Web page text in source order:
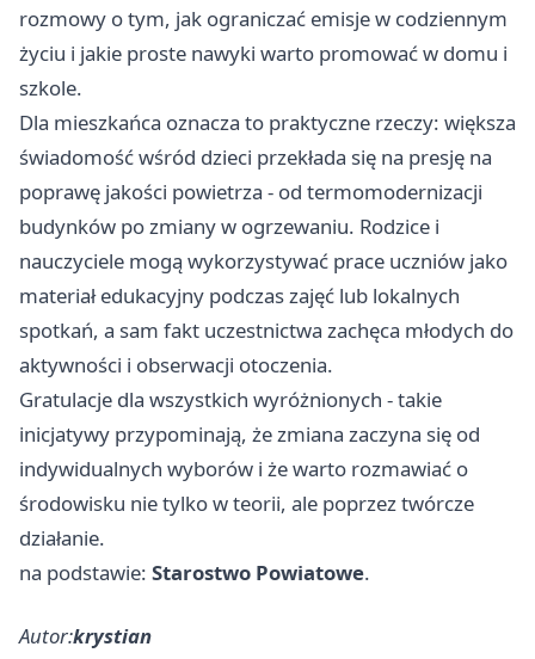
rozmowy o tym, jak ograniczać emisje w codziennym
życiu i jakie proste nawyki warto promować w domu i
szkole.
Dla mieszkańca oznacza to praktyczne rzeczy: większa
świadomość wśród dzieci przekłada się na presję na
poprawę jakości powietrza - od termomodernizacji
budynków po zmiany w ogrzewaniu. Rodzice i
nauczyciele mogą wykorzystywać prace uczniów jako
materiał edukacyjny podczas zajęć lub lokalnych
spotkań, a sam fakt uczestnictwa zachęca młodych do
aktywności i obserwacji otoczenia.
Gratulacje dla wszystkich wyróżnionych - takie
inicjatywy przypominają, że zmiana zaczyna się od
indywidualnych wyborów i że warto rozmawiać o
środowisku nie tylko w teorii, ale poprzez twórcze
działanie.
na podstawie: Starostwo Powiatowe.
Autor:krystian